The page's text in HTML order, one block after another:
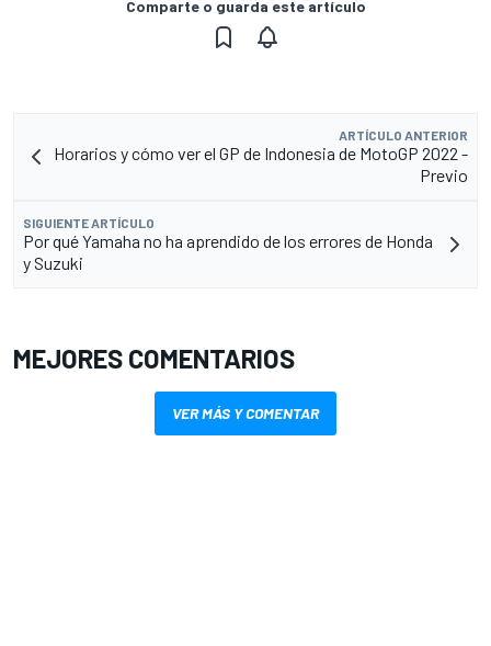
Comparte o guarda este artículo
ARTÍCULO ANTERIOR
Horarios y cómo ver el GP de Indonesia de MotoGP 2022 -
Previo
SIGUIENTE ARTÍCULO
Por qué Yamaha no ha aprendido de los errores de Honda
y Suzuki
MEJORES COMENTARIOS
VER MÁS Y COMENTAR